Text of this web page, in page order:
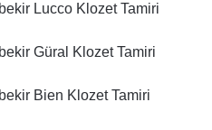
Lucco Klozet Tamiri
Güral Klozet Tamiri
Bien Klozet Tamiri